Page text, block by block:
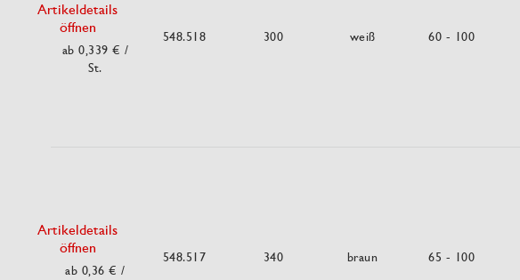
Artikeldetails
öffnen
ab 0,339 € /
St.
548.518 300 weiß 60 - 100
Artikeldetails
öffnen
ab 0,36 €/
548.517 340 braun 65 - 100